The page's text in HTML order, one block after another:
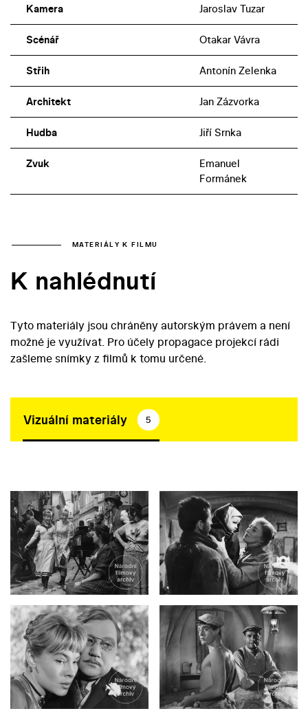
Kamera Jaroslav Tuzar
Scénář Otakar Vávra
Střih Antonín Zelenka
Architekt Jan Zázvorka
Hudba Jiří Srnka
Zvuk
Emanuel
Formánek
MATERIÁLY K FILMU
K nahlédnutí
Tyto materiály jsou chráněny autorským právem a není
možné je využívat. Pro účely propagace projekcí rádi
zašleme snímky z filmů k tomu určené.
Vizuální materiály 5